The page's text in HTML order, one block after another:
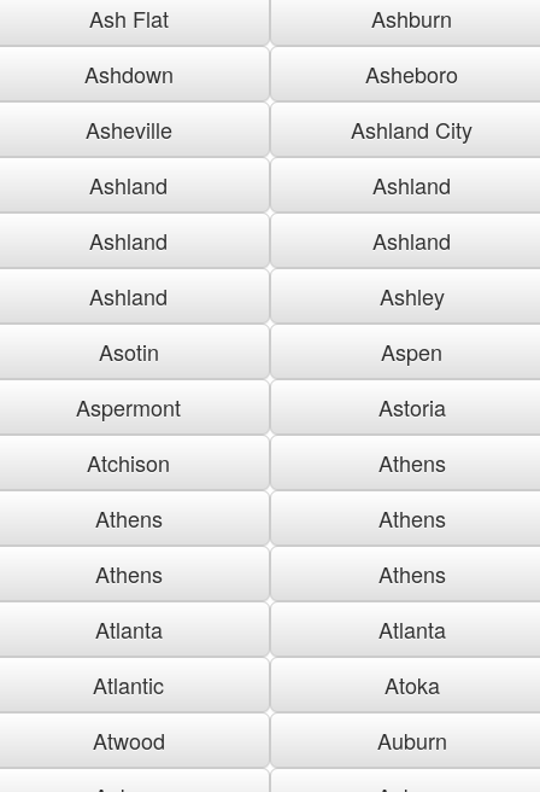
Ash Flat
Ashburn
Ashdown
Asheboro
Asheville
Ashland City
Ashland
Ashland
Ashland
Ashland
Ashland
Ashley
Asotin
Aspen
Aspermont
Astoria
Atchison
Athens
Athens
Athens
Athens
Athens
Atlanta
Atlanta
Atlantic
Atoka
Atwood
Auburn